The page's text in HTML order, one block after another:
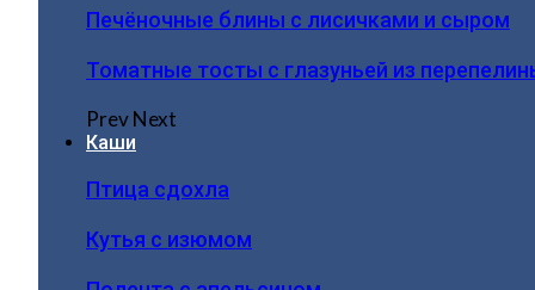
Печёночные блины с лисичками и сыром
Томатные тосты с глазуньей из
PrevNext
Каши
Птица сдохла
Кутья с изюмом